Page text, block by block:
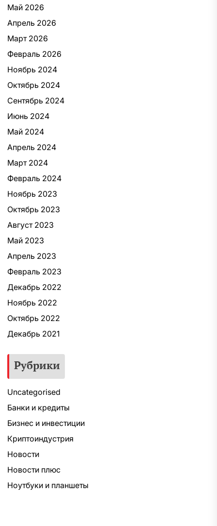
Май 2026
Апрель 2026
Март 2026
Февраль 2026
Ноябрь 2024
Октябрь 2024
Сентябрь 2024
Июнь 2024
Май 2024
Апрель 2024
Март 2024
Февраль 2024
Ноябрь 2023
Октябрь 2023
Август 2023
Май 2023
Апрель 2023
Февраль 2023
Декабрь 2022
Ноябрь 2022
Октябрь 2022
Декабрь 2021
Рубрики
Uncategorised
Банки и кредиты
Бизнес и инвестиции
Криптоиндустрия
Новости
Новости плюс
Ноутбуки и планшеты